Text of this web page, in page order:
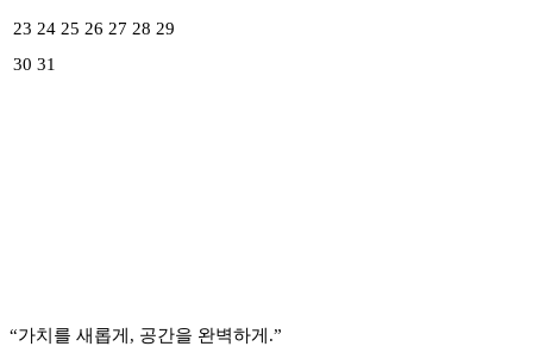
23 24 25 26 27 28 29
30 31
“가치를 새롭게, 공간을 완벽하게.”